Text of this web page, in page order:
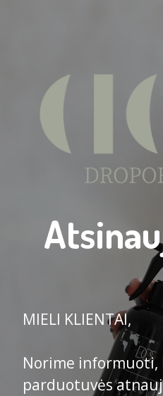
MIELI KLIENTAI,
Norime informuoti,
parduotuvės